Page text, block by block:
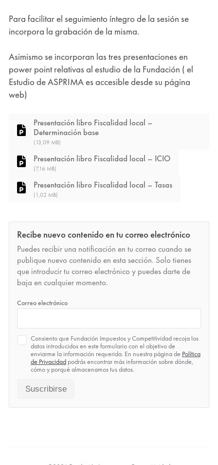
Para facilitar el seguimiento íntegro de la sesión se
incorpora la grabación de la misma.
Asimismo se incorporan las tres presentaciones en
power point relativas al estudio de la Fundación ( el
Estudio de ASPRIMA es accesible desde su página
web)
Presentación libro Fiscalidad local –
Determinación base
(13,09 MB)
Presentación libro Fiscalidad local – ICIO
(7,16 MB)
Presentación libro Fiscalidad local – Tasas
(1,02 MB)
Recibe nuevo contenido en tu correo electrónico
Puedes recibir una notificación en tu correo cuando se
publique nuevo contenido en esta sección. Solo tienes
que introducir tu correo electrónico y puedes darte de
baja en cualquier momento.
Correo electrónico
Política
de
Privacidad
Consiento que Fundación Impuestos y Competitividad recoja los
datos introducidos en este formulario con el objetivo de
enviarme la información requerida. En nuestra página de Política
de Privacidadpodrás encontrar más información sobre dónde,
cómo y porqué almacenamos tus datos.
Suscribirse